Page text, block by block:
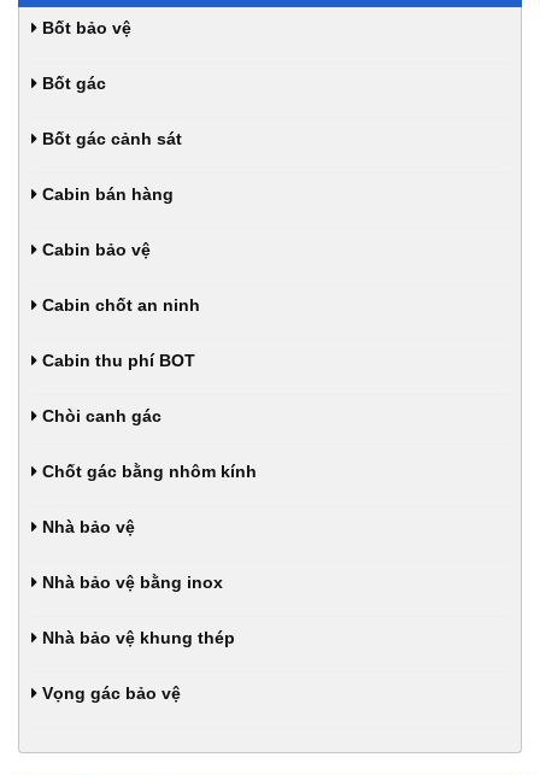
Bốt bảo vệ
Bốt gác
Bốt gác cảnh sát
Cabin bán hàng
Cabin bảo vệ
Cabin chốt an ninh
Cabin thu phí BOT
Chòi canh gác
Chốt gác bằng nhôm kính
Nhà bảo vệ
Nhà bảo vệ bằng inox
Nhà bảo vệ khung thép
Vọng gác bảo vệ